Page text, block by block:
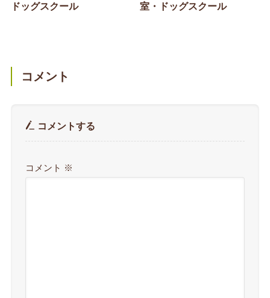
ドッグスクール
室・ドッグスクール
コメント
コメントする
コメント ※